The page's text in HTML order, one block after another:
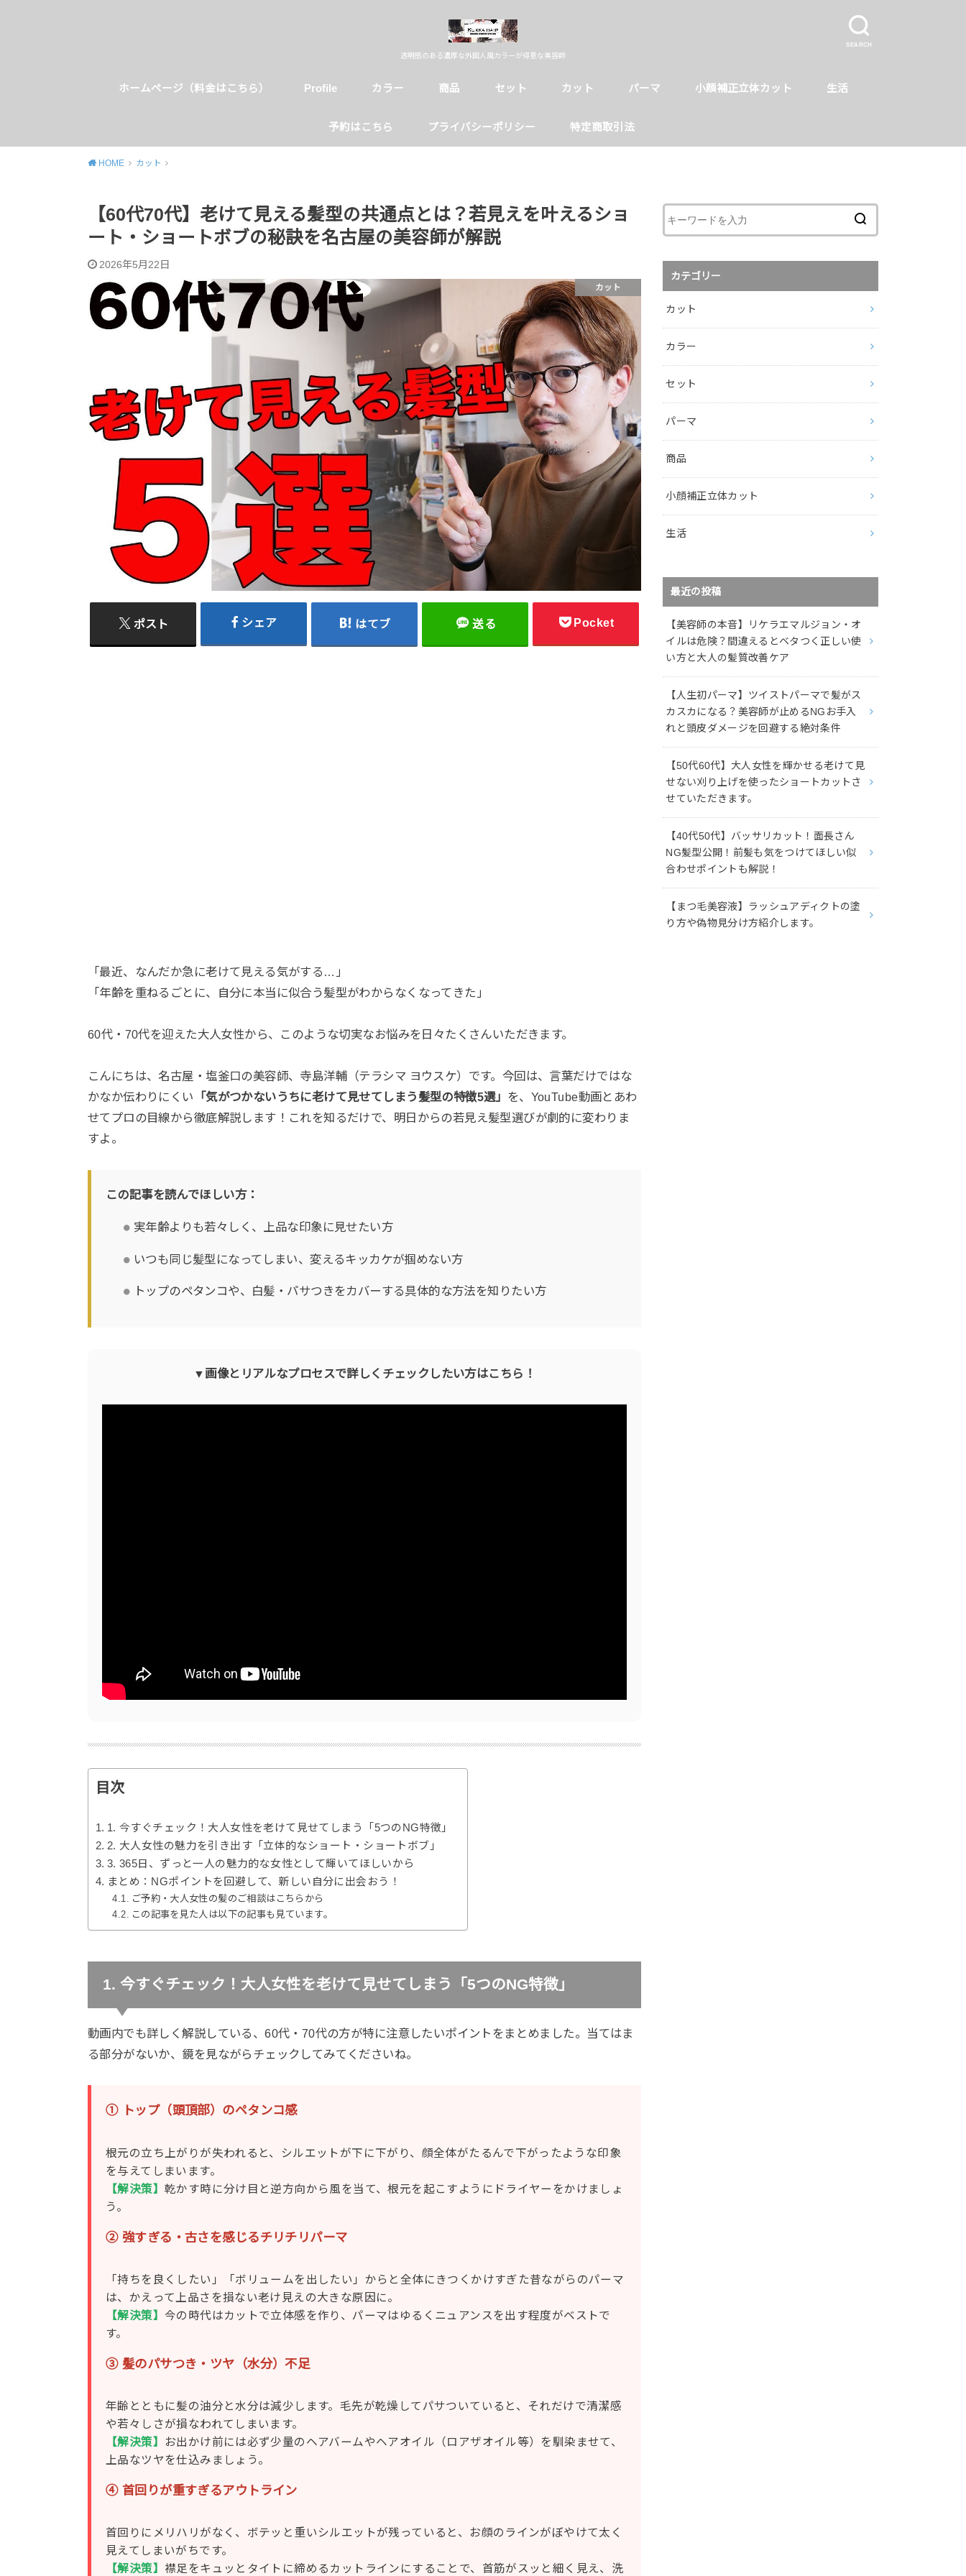
SEARCH
透明感のある濃厚な外国人風カラーが得意な美容師
ホームページ（料金はこちら） Profile カラー 商品 セット カット パーマ 小顔補正立体カット 生活
予約はこちら プライバシーポリシー 特定商取引法
HOME カット
【60代70代】老けて見える髪型の共通点とは？若見えを叶えるショ
ート・ショートボブの秘訣を名古屋の美容師が解説
2026年5月22日
カット
ポスト シェア はてブ 送る Pocket
「最近、なんだか急に老けて見える気がする…」
「年齢を重ねるごとに、自分に本当に似合う髪型がわからなくなってきた」
60代・70代を迎えた大人女性から、このような切実なお悩みを日々たくさんいただきます。
こんにちは、名古屋・塩釜口の美容師、寺島洋輔（テラシマ ヨウスケ）です。今回は、言葉だけではな
かなか伝わりにくい 「気がつかないうちに老けて見せてしまう髪型の特徴5選」 を、YouTube動画とあわ
せてプロの目線から徹底解説します！これを知るだけで、明日からの若見え髪型選びが劇的に変わりま
すよ。
この記事を読んでほしい方：
実年齢よりも若々しく、上品な印象に見せたい方
いつも同じ髪型になってしまい、変えるキッカケが掴めない方
トップのペタンコや、白髪・パサつきをカバーする具体的な方法を知りたい方
▼画像とリアルなプロセスで詳しくチェックしたい方はこちら！
目次
1. 今すぐチェック！大人女性を老けて見せてしまう「5つのNG特徴」
2. 大人女性の魅力を引き出す「立体的なショート・ショートボブ」
3. 365日、ずっと一人の魅力的な女性として輝いてほしいから
まとめ：NGポイントを回避して、新しい自分に出会おう！
ご予約・大人女性の髪のご相談はこちらから
この記事を見た人は以下の記事も見ています。
1. 今すぐチェック！大人女性を老けて見せてしまう「5つのNG特徴」
動画内でも詳しく解説している、60代・70代の方が特に注意したいポイントをまとめました。当てはま
る部分がないか、鏡を見ながらチェックしてみてくださいね。
① トップ（頭頂部）のペタンコ感
根元の立ち上がりが失われると、シルエットが下に下がり、顔全体がたるんで下がったような印象
を与えてしまいます。
【解決策】 乾かす時に分け目と逆方向から風を当て、根元を起こすようにドライヤーをかけましょ
う。
② 強すぎる・古さを感じるチリチリパーマ
「持ちを良くしたい」「ボリュームを出したい」からと全体にきつくかけすぎた昔ながらのパーマ
は、かえって上品さを損ない老け見えの大きな原因に。
【解決策】 今の時代はカットで立体感を作り、パーマはゆるくニュアンスを出す程度がベストで
す。
③ 髪のパサつき・ツヤ（水分）不足
年齢とともに髪の油分と水分は減少します。毛先が乾燥してパサついていると、それだけで清潔感
や若々しさが損なわれてしまいます。
【解決策】 お出かけ前には必ず少量のヘアバームやヘアオイル（ロアザオイル等）を馴染ませて、
上品なツヤを仕込みましょう。
④ 首回りが重すぎるアウトライン
首回りにメリハリがなく、ボテッと重いシルエットが残っていると、お顔のラインがぼやけて太く
見えてしまいがちです。
【解決策】 襟足をキュッとタイトに締めるカットラインにすることで、首筋がスッと細く見え、洗
カテゴリー
カット
カラー
セット
パーマ
商品
小顔補正立体カット
生活
最近の投稿
【美容師の本音】リケラエマルジョン・オ
イルは危険？間違えるとベタつく正しい使
い方と大人の髪質改善ケア
【人生初パーマ】ツイストパーマで髪がス
カスカになる？美容師が止めるNGお手入
れと頭皮ダメージを回避する絶対条件
【50代60代】大人女性を輝かせる老けて見
せない刈り上げを使ったショートカットさ
せていただきます。
【40代50代】バッサリカット！面長さん
NG髪型公開！前髪も気をつけてほしい似
合わせポイントも解説！
【まつ毛美容液】ラッシュアディクトの塗
り方や偽物見分け方紹介します。